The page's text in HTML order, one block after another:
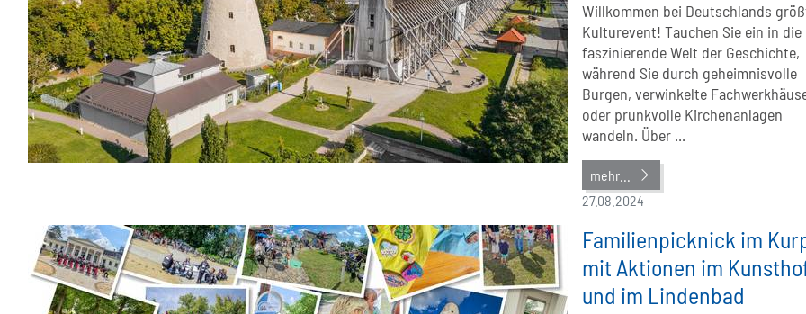
Willkommen bei Deutschlands
Kulturevent! Tauchen Sie ein in die
faszinierende Welt der Geschichte,
während Sie durch geheimnisvolle
Burgen, verwinkelte
oder prunkvolle Kirchenanlagen
wandeln. Über ...
mehr...
27.08.2024
Familienpicknick im
mit Aktionen im
und im Lindenbad